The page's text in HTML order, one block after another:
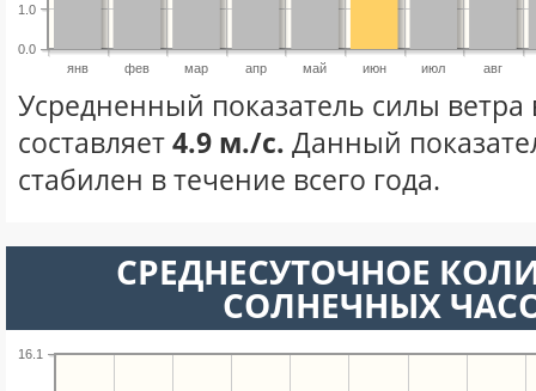
янв фев мар апр май июн июл авг
0.0
1.0
Усредненный показатель силы
составляет4.9 м./с. Данный
стабилен в течение всего года.
СРЕДНЕСУТОЧНОЕ
СОЛНЕЧНЫХ
16.1